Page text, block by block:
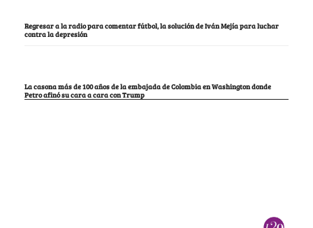
Regresar a la radio para comentar fútbol, la solución de Iván Mejía para luchar
contra la depresión
La casona más de 100 años de la embajada de Colombia en Washington donde
Petro afinó su cara a cara con Trump